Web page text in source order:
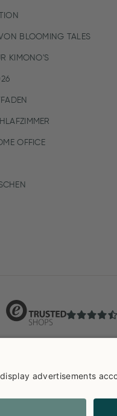
BLOOMING TALES
KIMONO'S
OFFICE